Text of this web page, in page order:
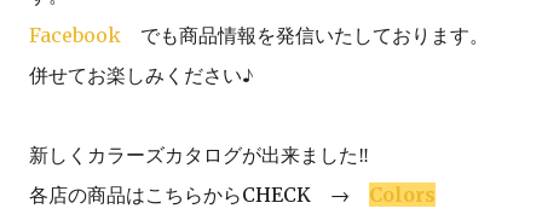
Facebook でも商品情報を発信いたしております。
併せてお楽しみください♪
新しくカラーズカタログが出来ました‼
各店の商品はこちらからCHECK → Colors